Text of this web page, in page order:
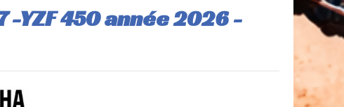
-YZF 450 année 2026 -